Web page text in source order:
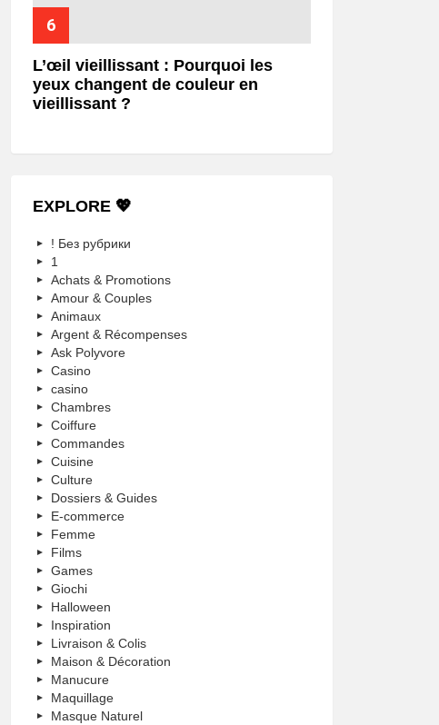
L’œil vieillissant : Pourquoi les
yeux changent de couleur en
vieillissant ?
EXPLORE 💖
! Без рубрики
1
Achats & Promotions
Amour & Couples
Animaux
Argent & Récompenses
Ask Polyvore
Casino
casino
Chambres
Coiffure
Commandes
Cuisine
Culture
Dossiers & Guides
E-commerce
Femme
Films
Games
Giochi
Halloween
Inspiration
Livraison & Colis
Maison & Décoration
Manucure
Maquillage
Masque Naturel